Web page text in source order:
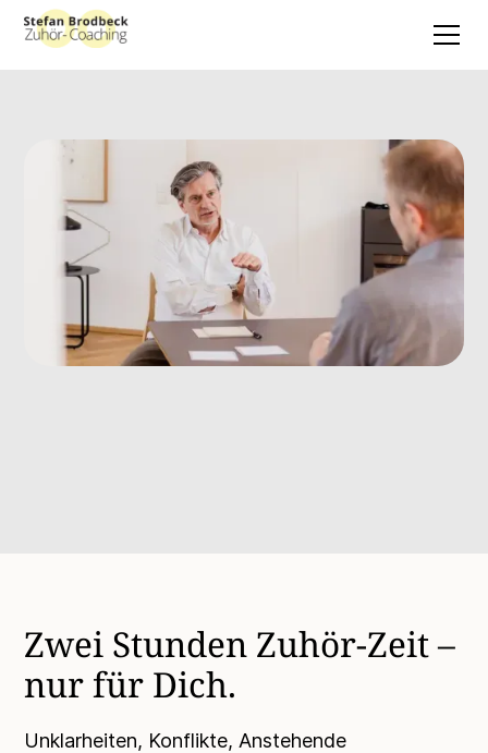
Zwei Stunden Zuhör-Zeit –
nur für Dich.
Unklarheiten, Konflikte, Anstehende